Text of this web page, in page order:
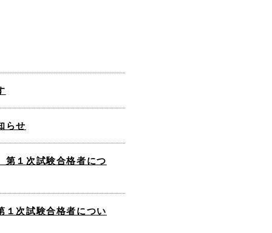
らせ
第１次試験合格者につ
１次試験合格者につい